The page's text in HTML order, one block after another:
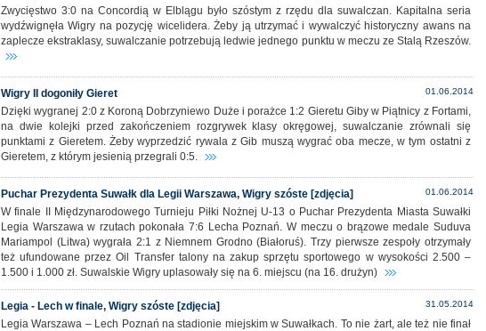
Zwycięstwo 3:0 na Concordią w Elblągu było szóstym z rzędu dla suwalczan. Kapitalna seria
wydźwignęła Wigry na pozycję wicelidera. Żeby ją utrzymać i wywalczyć historyczny awans na
zaplecze ekstraklasy, suwalczanie potrzebują ledwie jednego punktu w meczu ze Stalą Rzeszów.
01.06.2014
Wigry II dogoniły Gieret
Dzięki wygranej 2:0 z Koroną Dobrzyniewo Duże i porażce 1:2 Gieretu Giby w Piątnicy z Fortami,
na dwie kolejki przed zakończeniem rozgrywek klasy okręgowej, suwalczanie zrównali się
punktami z Gieretem. Żeby wyprzedzić rywala z Gib muszą wygrać oba mecze, w tym ostatni z
Gieretem, z którym jesienią przegrali 0:5.
01.06.2014
Puchar Prezydenta Suwałk dla Legii Warszawa, Wigry szóste [zdjęcia]
W finale II Międzynarodowego Turnieju Piłki Nożnej U-13 o Puchar Prezydenta Miasta Suwałki
Legia Warszawa w rzutach pokonała 7:6 Lecha Poznań. W meczu o brązowe medale Suduva
Mariampol (Litwa) wygrała 2:1 z Niemnem Grodno (Białoruś). Trzy pierwsze zespoły otrzymały
też ufundowane przez Oil Transfer talony na zakup sprzętu sportowego w wysokości 2.500 –
1.500 i 1.000 zł. Suwalskie Wigry uplasowały się na 6. miejscu (na 16. drużyn)
31.05.2014
Legia - Lech w finale, Wigry szóste [zdjęcia]
Legia Warszawa – Lech Poznań na stadionie miejskim w Suwałkach. To nie żart, ale też nie finał